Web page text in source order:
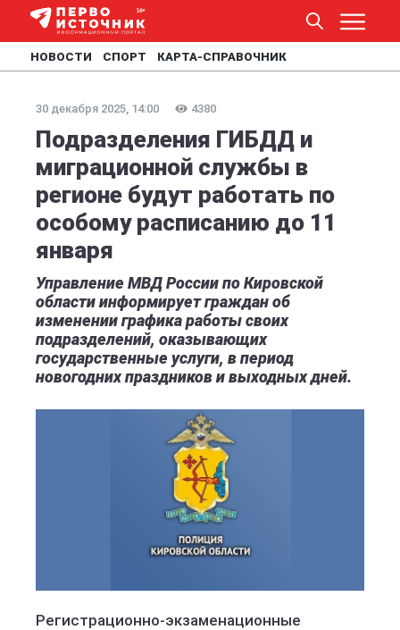
НОВОСТИ СПОРТ КАРТА-СПРАВОЧНИК
30 декабря 2025, 14:00 4380
Подразделения ГИБДД и
миграционной службы в
регионе будут работать по
особому расписанию до 11
января
Управление МВД России по Кировской
области информирует граждан об
изменении графика работы своих
подразделений, оказывающих
государственные услуги, в период
новогодних праздников и выходных дней.
Регистрационно-экзаменационные